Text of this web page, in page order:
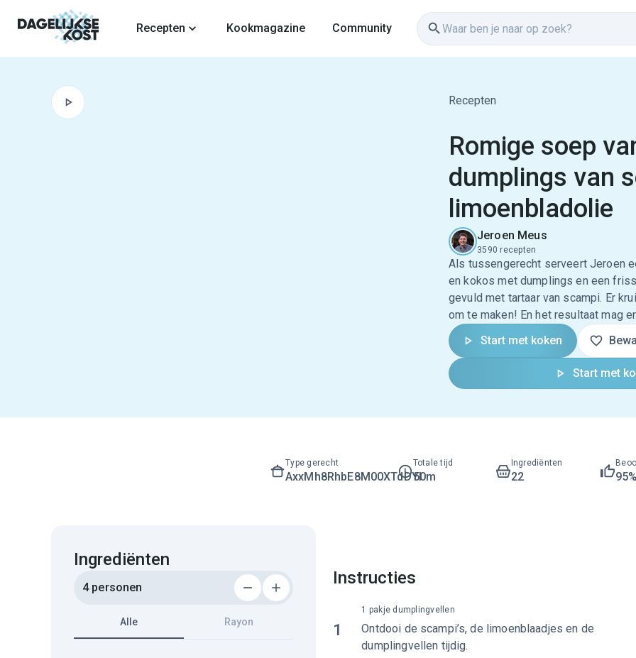
Recepten
Kookmagazine Community
Recepten
Romige soep
dumplings van
limoenbladolie
Jeroen Meus
3590 recepten
Als tussengerecht serveert Jeroen
en kokos met dumplings en een
gevuld met tartaar van scampi. Er
om te maken! En het resultaat mag
Start met koken
Start met
Type gerecht
AxxMh8RhbE8M00XTdDYI
Totale tijd
50m
Ingrediënten
22 95%
Ingrediënten
4 personen
Alle Rayon
Instructies
1
Ontdooi de scampi’s, de limoenblaadjes en de
dumplingvellen tijdig.
1 pakje dumplingvellen